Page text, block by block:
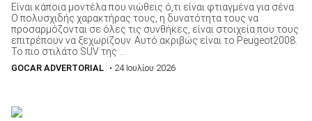
ΑΝΑΖΗΤΗΣΗ
Είναι κάποια μοντέλα που νιώθεις ό,τι είναι φτιαγμένα για σένα.
Ο πολυσχιδής χαρακτήρας τους, η δυνατότητα τους να
προσαρμόζονται σε όλες τις συνθήκες, είναι στοιχεία που τους
επιτρέπουν να ξεχωρίζουν. Αυτό ακριβώς είναι το Peugeot2008.
Το πιο στιλάτο SUV της ...
GOCAR ADVERTORIAL • 24 Ιουλίου 2026